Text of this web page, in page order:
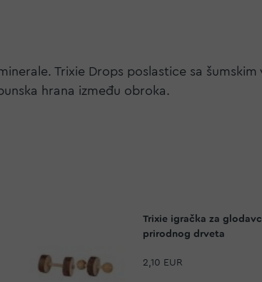
Trixie Drops poslastice sa
hrana između obroka.
Trixie igračka za
prirodnog drveta
2,10 EUR